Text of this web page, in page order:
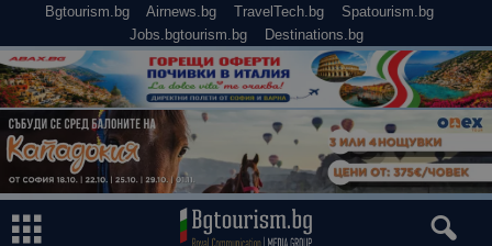
Bgtourism.bg Airnews.bg TravelTech.bg
Spatourism.bg
Jobs.bgtourism.bg
Destinations.bg